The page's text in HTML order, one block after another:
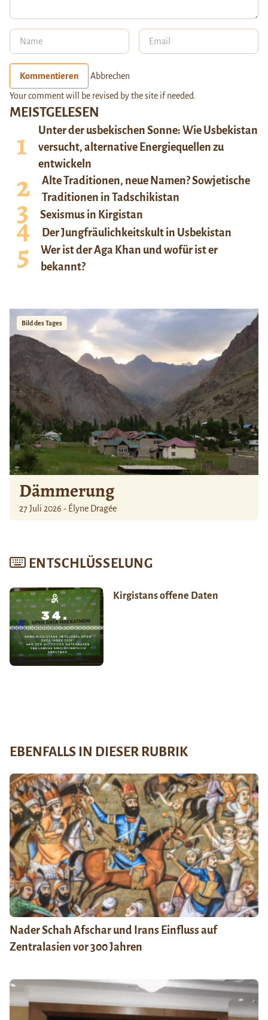
MEISTGELESEN
Unter der usbekischen Sonne: Wie Usbekistan
versucht, alternative Energiequellen zu
entwickeln
Alte Traditionen, neue Namen? Sowjetische
Traditionen in Tadschikistan
Sexismus in Kirgistan
Der Jungfräulichkeitskult in Usbekistan
Wer ist der Aga Khan und wofür ist er
bekannt?
Bild des Tages
Dämmerung
27 Juli 2026 - Élyne Dragée
ENTSCHLÜSSELUNG
Kirgistans offene Daten
Kommentieren Abbrechen
Your comment will be revised by the site if needed.
EBENFALLS IN DIESER RUBRIK
Nader Schah Afschar und Irans Einfluss auf
Zentralasien vor 300 Jahren